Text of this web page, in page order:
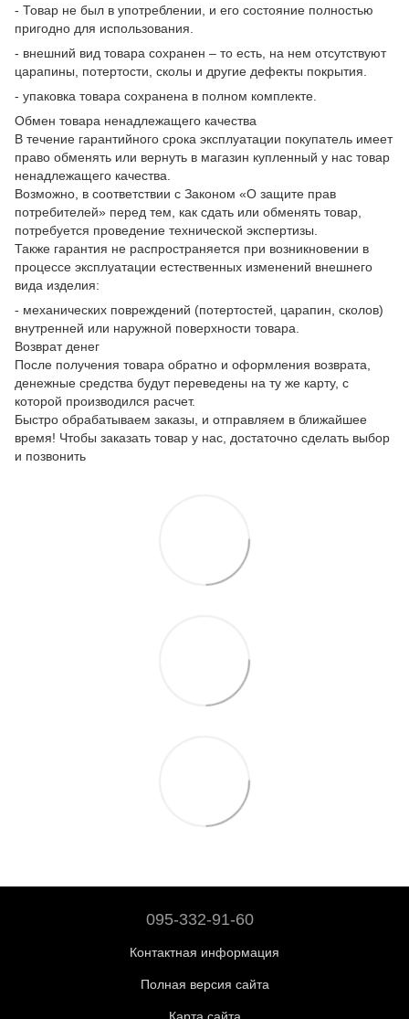
- Товар не был в употреблении, и его состояние полностью
пригодно для использования.
- внешний вид товара сохранен – то есть, на нем отсутствуют
царапины, потертости, сколы и другие дефекты покрытия.
- упаковка товара сохранена в полном комплекте.
Обмен товара ненадлежащего качества
В течение гарантийного срока эксплуатации покупатель имеет
право обменять или вернуть в магазин купленный у нас товар
ненадлежащего качества.
Возможно, в соответствии с Законом «О защите прав
потребителей» перед тем, как сдать или обменять товар,
потребуется проведение технической экспертизы.
Также гарантия не распространяется при возникновении в
процессе эксплуатации естественных изменений внешнего
вида изделия:
- механических повреждений (потертостей, царапин, сколов)
внутренней или наружной поверхности товара.
Возврат денег
После получения товара обратно и оформления возврата,
денежные средства будут переведены на ту же карту, с
которой производился расчет.
Быстро обрабатываем заказы, и отправляем в ближайшее
время! Чтобы заказать товар у нас, достаточно сделать выбор
и позвонить
095-332-91-60
Контактная информация
Полная версия сайта
Карта сайта